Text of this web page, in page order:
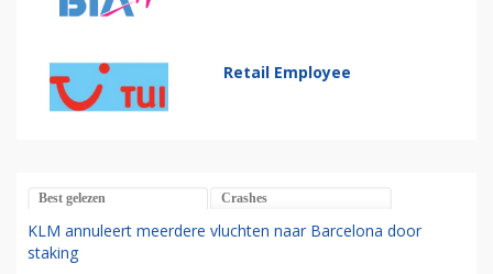
Retail Employee
Best gelezen Crashes
KLM annuleert meerdere vluchten naar Barcelona door
staking